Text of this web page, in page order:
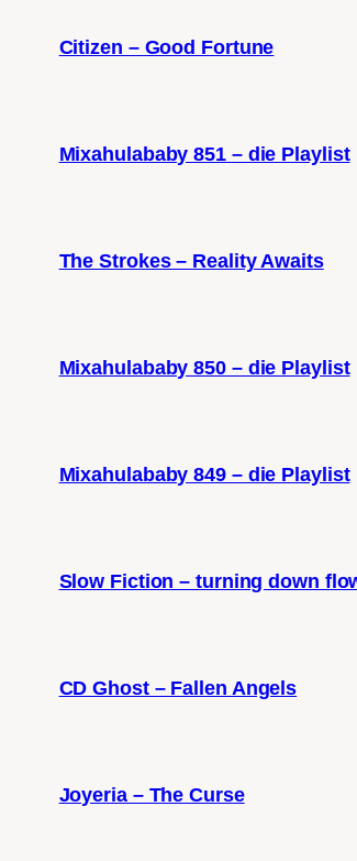
Citizen – Good Fortune
Mixahulababy 851 – die Playlist
The Strokes – Reality Awaits
Mixahulababy 850 – die Playlist
Mixahulababy 849 – die Playlist
Slow Fiction – turning down
CD Ghost – Fallen Angels
Joyeria – The Curse